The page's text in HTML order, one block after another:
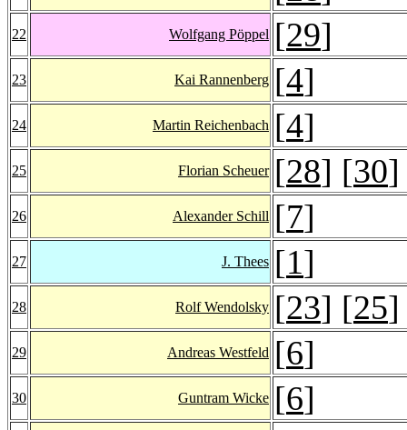
22 Wolfgang Pöppel [29]
23 Kai Rannenberg [4]
24 Martin Reichenbach [4]
25 Florian Scheuer [28] [30]
26 Alexander Schill [7]
27 J. Thees [1]
28 Rolf Wendolsky [23] [25]
29 Andreas Westfeld [6]
30 Guntram Wicke [6]